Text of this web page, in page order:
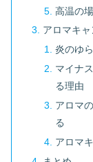
高温の
アロマキ
炎のゆ
マイナ
る理由
アロマ
る
アロマ